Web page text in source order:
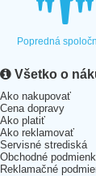
Popredná
Všetko o
Ako nakupovať
Cena dopravy
Ako platiť
Ako reklamovať
Servisné strediská
Obchodné
Reklamačné